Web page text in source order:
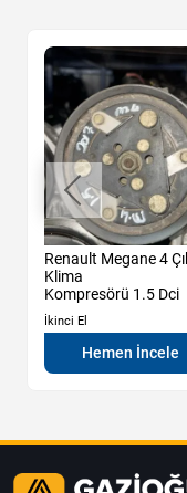
Renault Megane 4
Klima
Kompresörü 1.5 Dci
İkinci El
Hemen İncele